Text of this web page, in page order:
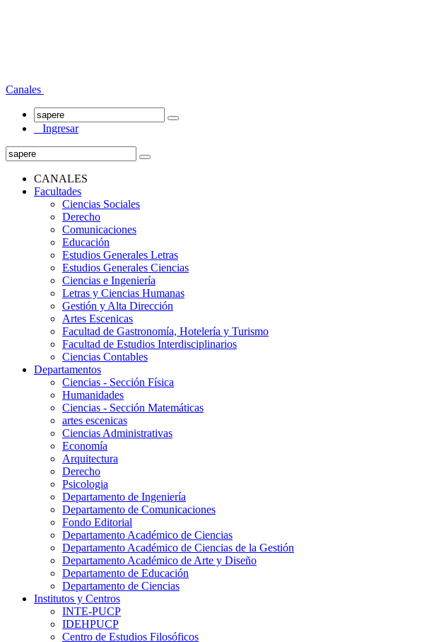
Canales
Ingresar
CANALES
Facultades
Ciencias Sociales
Derecho
Comunicaciones
Educación
Estudios Generales Letras
Estudios Generales Ciencias
Ciencias e Ingeniería
Letras y Ciencias Humanas
Gestión y Alta Dirección
Artes Escenicas
Facultad de Gastronomía, Hotelería y Turismo
Facultad de Estudios Interdisciplinarios
Ciencias Contables
Departamentos
Ciencias - Sección Física
Humanidades
Ciencias - Sección Matemáticas
artes escenicas
Ciencias Administrativas
Economía
Arquitectura
Derecho
Psicologia
Departamento de Ingeniería
Departamento de Comunicaciones
Fondo Editorial
Departamento Académico de Ciencias
Departamento Académico de Ciencias de la Gestión
Departamento Académico de Arte y Diseño
Departamento de Educación
Departamento de Ciencias
Institutos y Centros
INTE-PUCP
IDEHPUCP
Centro de Estudios Filosóficos